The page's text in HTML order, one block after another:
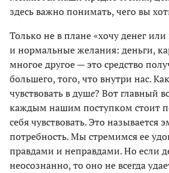
здесь важно понимать, чего вы
Только не в плане «хочу денег или
и нормальные желания: деньги,
многое другое — это средство
большего, того, что внутри нас.
чувствовать в душе? Вот главный
каждым нашим поступком стоит
себя чувствовать. Это называется
потребность. Мы стремимся ее
правдами и неправдами. Но если
неосознанно, то оно не всегда